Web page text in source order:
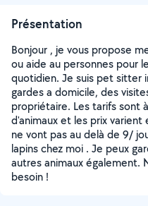
Présentation
Bonjour , je vous propose
ou aide au personnes pour
quotidien. Je suis pet sitter
gardes a domicile, des
propriétaire. Les tarifs sont
d'animaux et les prix
ne vont pas au delà de 9/
lapins chez moi . Je peux
autres animaux également.
besoin !